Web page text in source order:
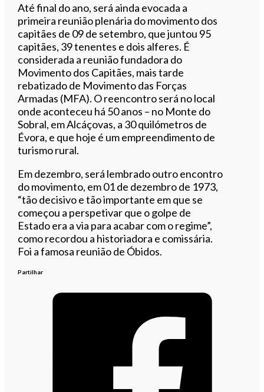
Até final do ano, será ainda evocada a
primeira reunião plenária do movimento dos
capitães de 09 de setembro, que juntou 95
capitães, 39 tenentes e dois alferes. É
considerada a reunião fundadora do
Movimento dos Capitães, mais tarde
rebatizado de Movimento das Forças
Armadas (MFA). O reencontro será no local
onde aconteceu há 50 anos – no Monte do
Sobral, em Alcáçovas, a 30 quilómetros de
Évora, e que hoje é um empreendimento de
turismo rural.
Em dezembro, será lembrado outro encontro
do movimento, em 01 de dezembro de 1973,
“tão decisivo e tão importante em que se
começou a perspetivar que o golpe de
Estado era a via para acabar com o regime”,
como recordou a historiadora e comissária.
Foi a famosa reunião de Óbidos.
Partilhar